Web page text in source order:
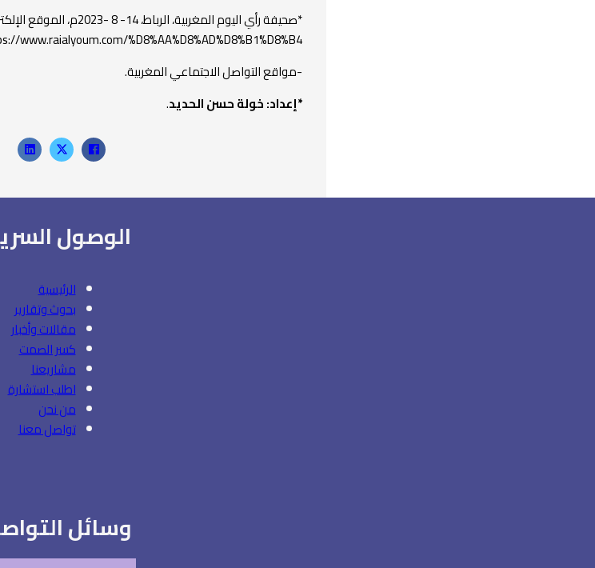
*صحيفة رأي اليوم المغربية، الرباط، 14- 8 -
www.raialyoum.com/%D8%AA%D8%AD%D8%B1%D8%B4-
-مواقع التواصل الاجتماعي المغربية.
*إعداد: خولة حسن الحديد.
الوصول
الرئيسية
بحوث وتقارير
مقالات وأخبار
كسر الصمت
مشاريعنا
اطلب استشارة
من نحن
تواصل معنا
وسائل